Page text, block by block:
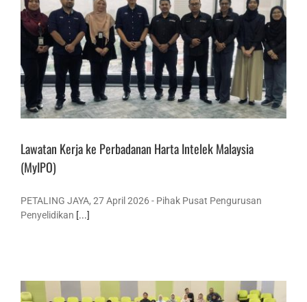
Lawatan Kerja ke Perbadanan Harta Intelek Malaysia
(MyIPO)
PETALING JAYA, 27 April 2026 - Pihak Pusat Pengurusan
Penyelidikan [...]